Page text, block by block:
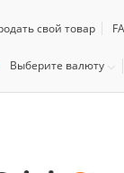
свой товар
Выберите валюту